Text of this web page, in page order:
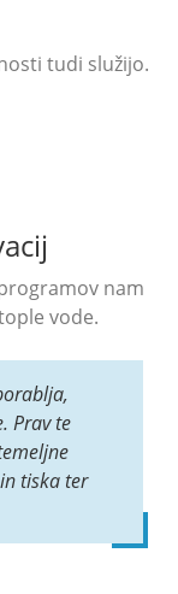
tudi služijo.
nam
vode.
Prav te
tiska ter